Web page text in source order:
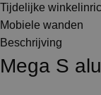
Tijdelijke
Mobiele wanden
Beschrijving
Mega S